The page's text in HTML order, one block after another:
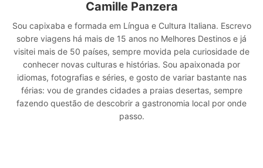
Camille Panzera
Sou capixaba e formada em Língua e Cultura Italiana. Escrevo
sobre viagens há mais de 15 anos no Melhores Destinos e já
visitei mais de 50 países, sempre movida pela curiosidade de
conhecer novas culturas e histórias. Sou apaixonada por
idiomas, fotografias e séries, e gosto de variar bastante nas
férias: vou de grandes cidades a praias desertas, sempre
fazendo questão de descobrir a gastronomia local por onde
passo.